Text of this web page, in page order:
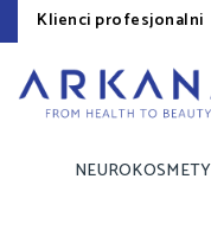
Klienci profesjonalni